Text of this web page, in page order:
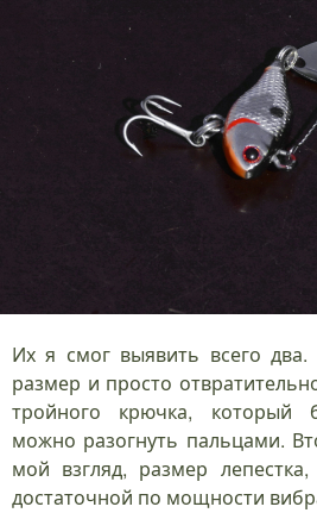
Их я смог выявить всего
размер и просто
тройного крючка, который
можно разогнуть пальцами.
мой взгляд, размер
достаточной по мощности